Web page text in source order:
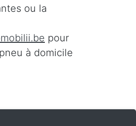
ou la
pour
à domicile